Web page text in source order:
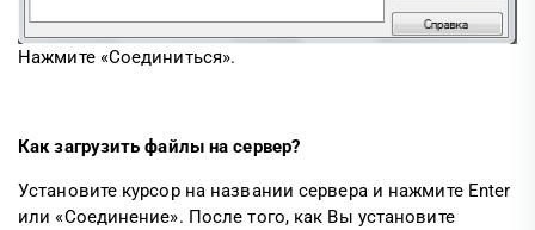
Нажмите «Соединиться».
Как загрузить файлы на сервер?
Установите курсор на названии сервера и нажмите Enter
или «Соединение». После того, как Вы установите